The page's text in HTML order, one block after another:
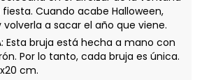
Cuando acabe Halloween,
a sacar el año que viene.
Esta bruja está hecha a mano con
Por lo tanto, cada bruja es única.
cm.